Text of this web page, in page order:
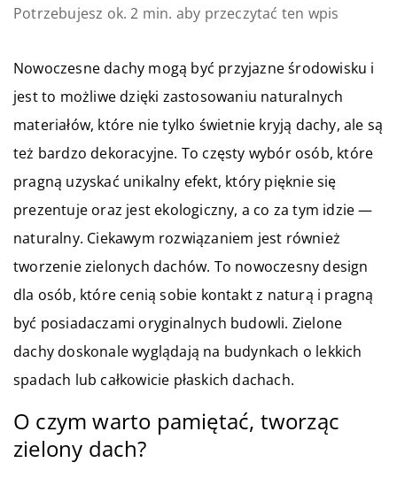
Potrzebujesz ok. 2 min. aby przeczytać ten wpis
Nowoczesne dachy mogą być przyjazne środowisku i
jest to możliwe dzięki zastosowaniu naturalnych
materiałów, które nie tylko świetnie kryją dachy, ale są
też bardzo dekoracyjne. To częsty wybór osób, które
pragną uzyskać unikalny efekt, który pięknie się
prezentuje oraz jest ekologiczny, a co za tym idzie —
naturalny. Ciekawym rozwiązaniem jest również
tworzenie zielonych dachów. To nowoczesny design
dla osób, które cenią sobie kontakt z naturą i pragną
być posiadaczami oryginalnych budowli. Zielone
dachy doskonale wyglądają na budynkach o lekkich
spadach lub całkowicie płaskich dachach.
O czym warto pamiętać, tworząc
zielony dach?